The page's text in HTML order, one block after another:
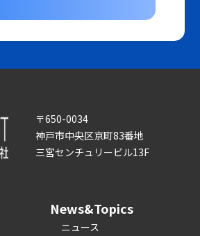
〒650-0034
神戸市中央区京町83番地
三宮センチュリービル13F
News&Topics
ニュース